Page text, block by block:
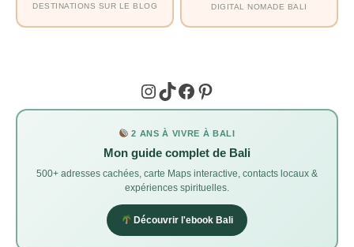
DESTINATIONS SUR LE BLOG DIGITAL NOMADE BALI
Instagram
TikTok
Facebook
Pinterest
2 ANS À VIVRE À BALI
Mon guide complet de Bali
500+ adresses cachées, carte Maps interactive, contacts locaux &
expériences spirituelles.
Découvrir l'ebook Bali